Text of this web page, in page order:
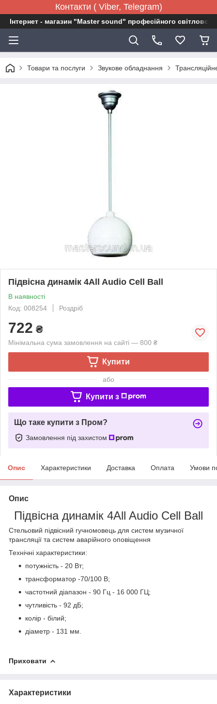
Контакти ( Viber, Telegram)
Інтернет - магазин "Master sound" професійного
Товари та послуги Звукове обладнання
Підвісна динамік 4All Audio Cell Ball
В наявності
Код: 008254
Роздріб
722 ₴
Мінімальна сума замовлення на сайті — 800 ₴
Купити
або
Купити з
Що таке купити з Пром?
Замовлення під захистом
Опис Характеристики Доставка Оплата Умови
Опис
Підвісна динамік 4All Audio Cell Ball
Стельовий підвісний гучномовець для систем музичної
трансляції та систем аварійного оповіщення
Технічні характеристики:
потужність - 20 Вт;
трансформатор -70/100 В;
частотний діапазон - 90 Гц - 16 000 ГЦ;
чутливість - 92 дБ;
колір - білий;
діаметр - 131 мм.
Приховати
Характеристики